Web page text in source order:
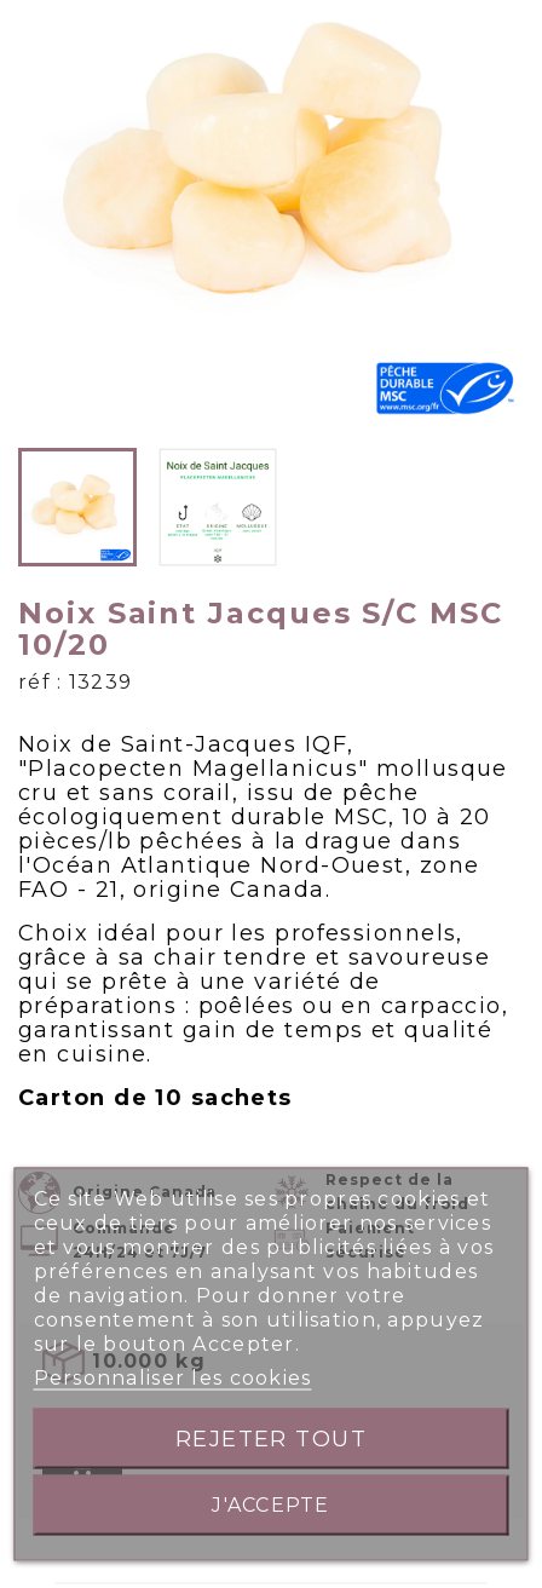
Noix Saint Jacques S/C MSC
10/20
réf : 13239
Noix de Saint-Jacques IQF,
"Placopecten Magellanicus" mollusque
cru et sans corail, issu de pêche
écologiquement durable MSC, 10 à 20
pièces/lb pêchées à la drague dans
l'Océan Atlantique Nord-Ouest, zone
FAO - 21, origine Canada.
Choix idéal pour les professionnels,
grâce à sa chair tendre et savoureuse
qui se prête à une variété de
préparations : poêlées ou en carpaccio,
garantissant gain de temps et qualité
en cuisine.
Carton de 10 sachets
Origine Canada
Respect de la
chaîne du froid
Commande
24H/24 et 7J/7
Paiement
sécurisé
10.000 kg

Ce site Web utilise ses propres cookies et
ceux de tiers pour améliorer nos services
et vous montrer des publicités liées à vos
préférences en analysant vos habitudes
de navigation. Pour donner votre
consentement à son utilisation, appuyez
sur le bouton Accepter.
Personnaliser les cookies
REJETER TOUT
J'ACCEPTE